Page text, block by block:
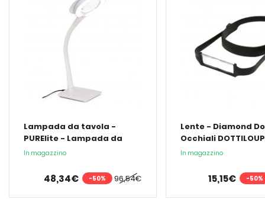
Lampada da tavola -
PURElite - Lampada da
tavolo a LED
In magazzino
96,54€
48,34€ -50%
Lente - Diamond
Occhiali DOTTILOUP
In magazzino
15,15€ -50%